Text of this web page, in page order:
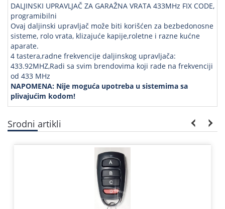
DALJINSKI UPRAVLJAČ ZA GARAŽNA VRATA 433MHz FIX CODE,
programibilni
Ovaj daljinski upravljač može biti korišćen za bezbedonosne
sisteme, rolo vrata, klizajuće kapije,roletne i razne kućne
aparate.
4 tastera,radne frekvencije daljinskog upravljača:
433.92MHZ,Radi sa svim brendovima koji rade na frekvenciji
od 433 MHz
NAPOMENA: Nije moguća upotreba u sistemima sa
plivajućim kodom!
Srodni artikli